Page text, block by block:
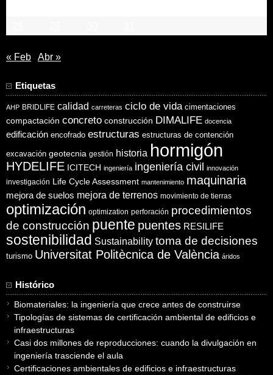
« Feb Abr »
Etiquetas
AHP BRIDLIFE calidad carreteras ciclo de vida cimentaciones
compactación concreto construcción DIMALIFE docencia
edificación encofrado estructuras estructuras de contención
excavación geotecnia gestión historia hormigón
HYDELIFE ICITECH ingeniería ingeniería civil innovación
investigación Life Cycle Assessment mantenimiento maquinaria
mejora de suelos mejora de terrenos movimiento de tierras
optimización optimization perforación procedimientos
de construcción puente puentes RESILIFE
sostenibilidad Sustainability toma de decisiones
turismo Universitat Politècnica de València áridos
Histórico
Biomateriales: la ingeniería que crece antes de construirse
Tipologías de sistemas de certificación ambiental de edificios e
infraestructuras
Casi dos millones de reproducciones: cuando la divulgación en
ingeniería trasciende el aula
Certificaciones ambientales de edificios e infraestructuras